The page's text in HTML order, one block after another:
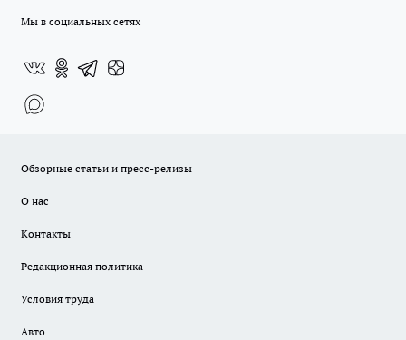
Мы в социальных сетях
Обзорные статьи и пресс-релизы
О нас
Контакты
Редакционная политика
Условия труда
Авто